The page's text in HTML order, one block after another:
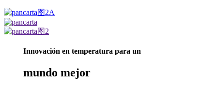
Innovación en temperatura para un
mundo mejor